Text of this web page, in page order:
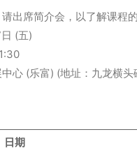
出席简介会，以了解课程
(五)
心 (乐富) (地址：九龙横
日期